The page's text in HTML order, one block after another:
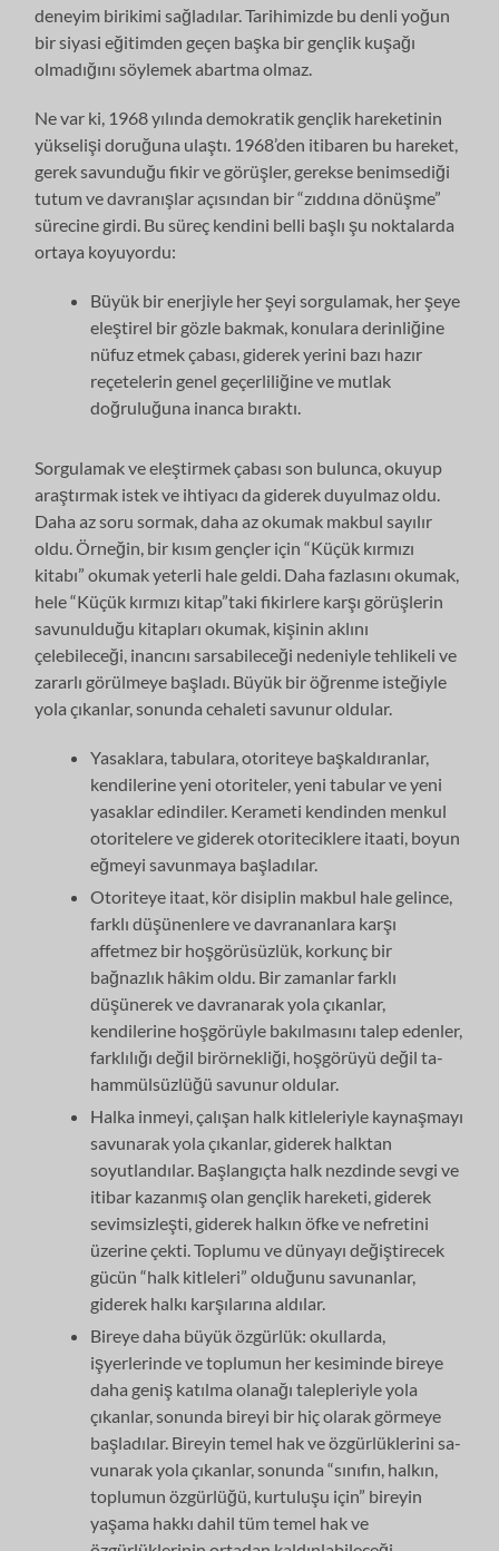
deneyim birikimi sağladılar. Tarihimizde bu denli yoğun
bir siyasi eğitimden geçen başka bir gençlik kuşağı
olmadığını söylemek abartma olmaz.
Ne var ki, 1968 yılında demokratik gençlik hareketinin
yükselişi doruğuna ulaştı. 1968’den itibaren bu hareket,
gerek savunduğu fikir ve görüşler, gerek­se benimsediği
tutum ve davranışlar açısından bir “zıddına dönüşme”
süreci­ne girdi. Bu süreç kendini belli başlı şu noktalarda
ortaya koyuyordu:
Büyük bir enerjiyle her şeyi sorgulamak, her şeye
eleştirel bir gözle bakmak, konulara derinliğine
nüfuz etmek çabası, giderek yerini bazı hazır
reçetelerin genel geçerliliğine ve mutlak
doğruluğuna inanca bıraktı.
Sorgulamak ve eleştirmek çabası son bulunca, okuyup
araştırmak istek ve ihtiyacı da giderek duyulmaz oldu.
Daha az soru sormak, daha az okumak makbul sayılır
oldu. Örneğin, bir kısım gençler için “Küçük kırmızı
kitabı” okumak yeterli hale geldi. Daha fazlasını okumak,
hele “Küçük kırmızı kitap”taki fikirlere karşı görüşlerin
savunulduğu kitapları okumak, kişinin aklını
çelebileceği, inancını sarsabileceği nedeniyle tehlikeli ve
zararlı görülmeye başladı. Büyük bir öğrenme isteğiyle
yola çıkanlar, sonunda cehaleti savunur oldular.
Yasaklara, tabulara, otoriteye başkaldıranlar,
kendilerine yeni otoriteler, ye­ni tabular ve yeni
yasaklar edindiler. Kerameti kendinden menkul
otoritelere ve giderek otoriteciklere itaati, boyun
eğmeyi savunmaya başladılar.
Otoriteye itaat, kör disiplin makbul hale gelince,
farklı düşünenlere ve davra­nanlara karşı
affetmez bir hoşgörüsüzlük, korkunç bir
bağnazlık hâkim oldu. Bir zamanlar farklı
düşünerek ve davranarak yola çıkanlar,
kendilerine hoşgö­rüyle bakılmasını talep edenler,
farklılığı değil birörnekliği, hoşgörüyü değil ta­
hammülsüzlüğü savunur oldular.
Halka inmeyi, çalışan halk kitleleriyle kaynaşmayı
savunarak yola çıkanlar, giderek halktan
soyutlandılar. Başlangıçta halk nezdinde sevgi ve
itibar kazan­mış olan gençlik hareketi, giderek
sevimsizleşti, giderek halkın öfke ve nefreti­ni
üzerine çekti. Toplumu ve dünyayı değiştirecek
gücün “halk kitleleri” oldu­ğunu savunanlar,
giderek halkı karşılarına aldılar.
Bireye daha büyük özgürlük: okullarda,
işyerlerinde ve toplumun her kesi­minde bireye
daha geniş katılma olanağı talepleriyle yola
çıkanlar, sonunda bi­reyi bir hiç olarak görmeye
başladılar. Bireyin temel hak ve özgürlüklerini sa­
vunarak yola çıkanlar, sonunda “sınıfın, halkın,
toplumun özgürlüğü, kurtulu­şu için” bireyin
yaşama hakkı dahil tüm temel hak ve